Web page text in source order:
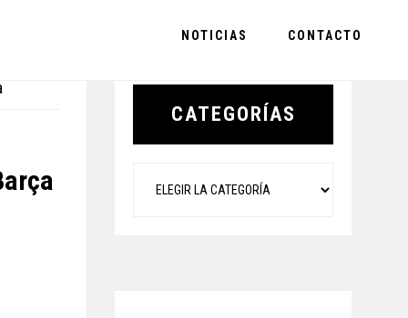
NOTICIAS CONTACTO
Primary
CATEGORÍAS